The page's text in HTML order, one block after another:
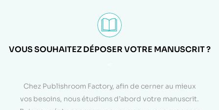
VOUS SOUHAITEZ DÉPOSER VOTRE MANUSCRIT ?
Chez Publishroom Factory, afin de cerner au mieux
vos besoins, nous étudions d’abord votre manuscrit.